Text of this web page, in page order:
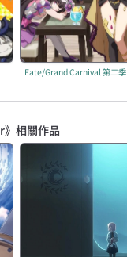
Fate/Grand Carnival 第二季
》相關作品